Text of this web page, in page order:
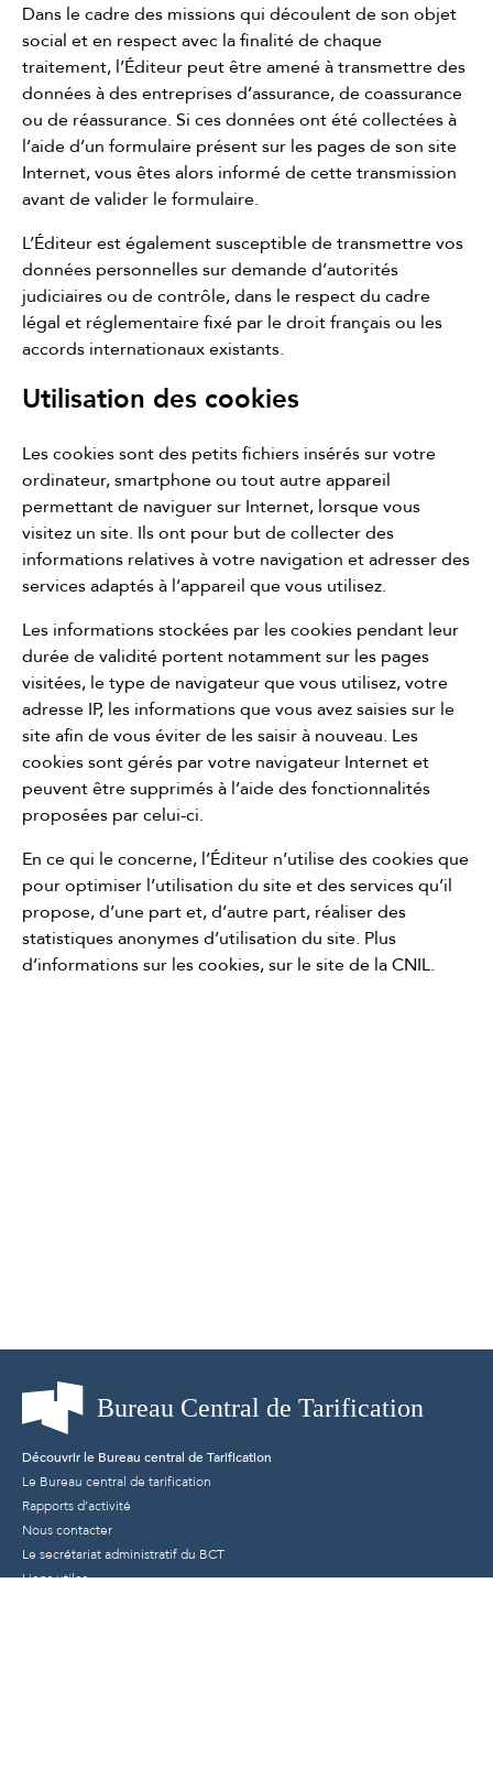
Dans le cadre des missions qui découlent de son objet
social et en respect avec la finalité de chaque
traitement, l’Éditeur peut être amené à transmettre des
données à des entreprises d’assurance, de coassurance
ou de réassurance. Si ces données ont été collectées à
l’aide d’un formulaire présent sur les pages de son site
Internet, vous êtes alors informé de cette transmission
avant de valider le formulaire.
L’Éditeur est également susceptible de transmettre vos
données personnelles sur demande d’autorités
judiciaires ou de contrôle, dans le respect du cadre
légal et réglementaire fixé par le droit français ou les
accords internationaux existants.
Utilisation des cookies
Les cookies sont des petits fichiers insérés sur votre
ordinateur, smartphone ou tout autre appareil
permettant de naviguer sur Internet, lorsque vous
visitez un site. Ils ont pour but de collecter des
informations relatives à votre navigation et adresser des
services adaptés à l’appareil que vous utilisez.
Les informations stockées par les cookies pendant leur
durée de validité portent notamment sur les pages
visitées, le type de navigateur que vous utilisez, votre
adresse IP, les informations que vous avez saisies sur le
site afin de vous éviter de les saisir à nouveau. Les
cookies sont gérés par votre navigateur Internet et
peuvent être supprimés à l’aide des fonctionnalités
proposées par celui-ci.
En ce qui le concerne, l’Éditeur n’utilise des cookies que
pour optimiser l’utilisation du site et des services qu’il
propose, d’une part et, d’autre part, réaliser des
statistiques anonymes d’utilisation du site. Plus
d’informations sur les cookies, sur le site de la CNIL.
Découvrir le Bureau central de Tarification
Le Bureau central de tarification
Rapports d’activité
Nous contacter
Le secrétariat administratif du BCT
Liens utiles